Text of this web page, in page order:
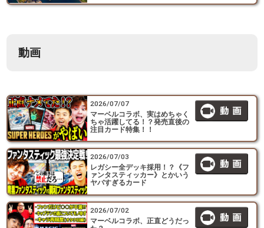
動画
2026/07/07
マーベルコラボ、実はめちゃく
ちゃ活躍してる！？発売直後の
注目カード特集！！
2026/07/03
レガシー全デッキ採用！？《フ
ァンタスティッカー》とかいう
ヤバすぎるカード
2026/07/02
マーベルコラボ、正直どうだっ